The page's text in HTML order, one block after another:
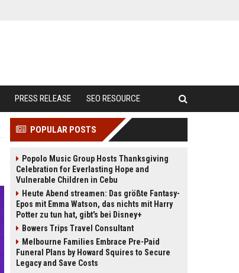
PRESS RELEASE SEO RESOURCE
POPULAR POSTS
Popolo Music Group Hosts Thanksgiving
Celebration for Everlasting Hope and
Vulnerable Children in Cebu
Heute Abend streamen: Das größte Fantasy-
Epos mit Emma Watson, das nichts mit Harry
Potter zu tun hat, gibt's bei Disney+
Bowers Trips Travel Consultant
Melbourne Families Embrace Pre-Paid
Funeral Plans by Howard Squires to Secure
Legacy and Save Costs